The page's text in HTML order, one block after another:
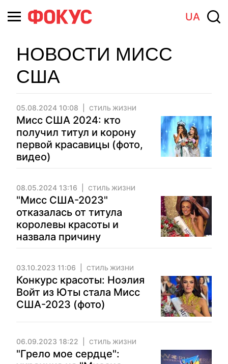
UA
НОВОСТИ МИСС
США
05.08.2024 10:08 СТИЛЬ ЖИЗНИ
Мисс США 2024: кто
получил титул и корону
первой красавицы (фото,
видео)
08.05.2024 13:16 СТИЛЬ ЖИЗНИ
"Мисс США-2023"
отказалась от титула
королевы красоты и
назвала причину
03.10.2023 11:06 СТИЛЬ ЖИЗНИ
Конкурс красоты: Ноэлия
Войт из Юты стала Мисс
США-2023 (фото)
06.09.2023 18:22 СТИЛЬ ЖИЗНИ
"Грело мое сердце":